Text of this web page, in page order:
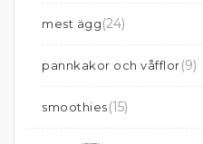
mest ägg(24)
pannkakor och våfflor(9)
smoothies(15)